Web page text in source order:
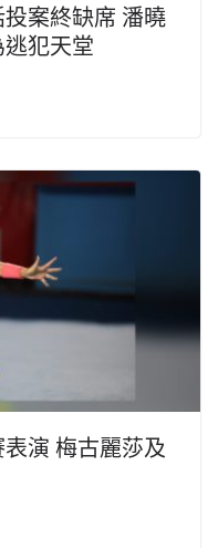
案終缺席 潘曉
犯天堂
演 梅古麗莎及